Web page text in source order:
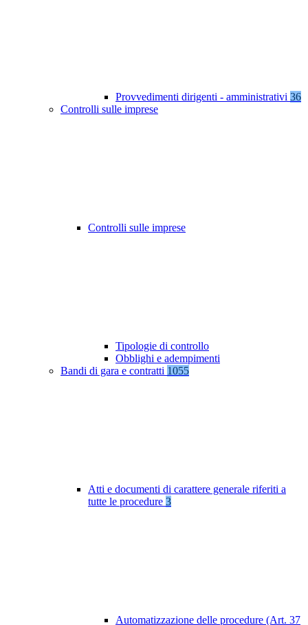
Provvedimenti dirigenti - amministrativi 36
Controlli sulle imprese
Controlli sulle imprese
Tipologie di controllo
Obblighi e adempimenti
Bandi di gara e contratti 1055
Atti e documenti di carattere generale riferiti a
tutte le procedure 3
Automatizzazione delle procedure (Art. 37